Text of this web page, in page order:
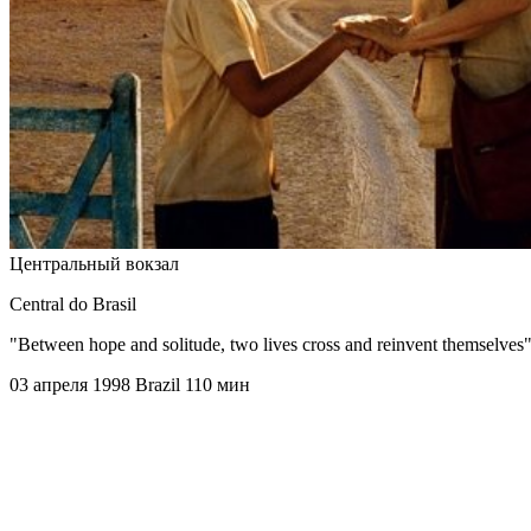
Центральный вокзал
Central do Brasil
"Between hope and solitude, two lives cross and reinvent themselves"
03 апреля 1998 Brazil 110 мин